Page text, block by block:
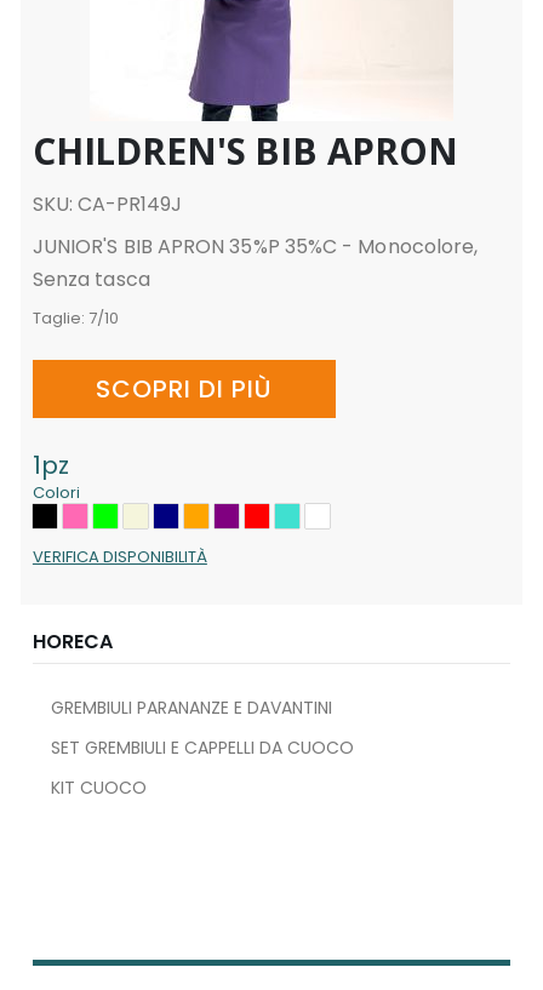
CHILDREN'S BIB APRON
SKU: CA-PR149J
JUNIOR'S BIB APRON 35%P 35%C - Monocolore,
Senza tasca
Taglie: 7/10
SCOPRI DI PIÙ
1pz
Colori
VERIFICA DISPONIBILITÀ
HORECA
GREMBIULI PARANANZE E DAVANTINI
SET GREMBIULI E CAPPELLI DA CUOCO
KIT CUOCO